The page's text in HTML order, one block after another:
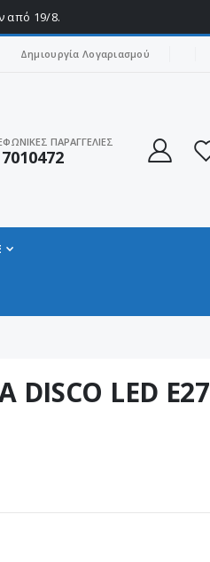
από 19/8.
Δημιουργία Λογαριασμού
ΠΑΡΑΓΓΕΛΙΕΣ
LED E27